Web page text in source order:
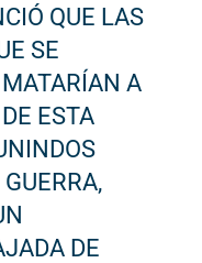
QUE LAS
SE
A
ESTA
DE